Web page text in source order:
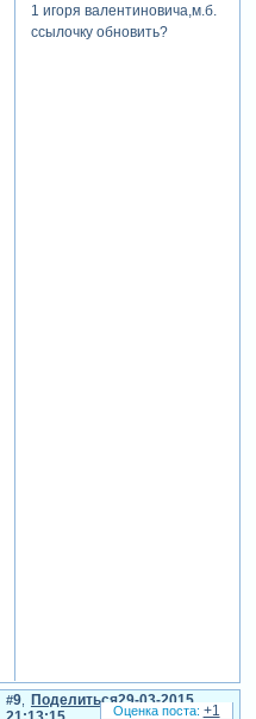
1 игоря валентиновича,м.б.
ссылочку обновить?
Поделиться
9
29-03-2015
+1